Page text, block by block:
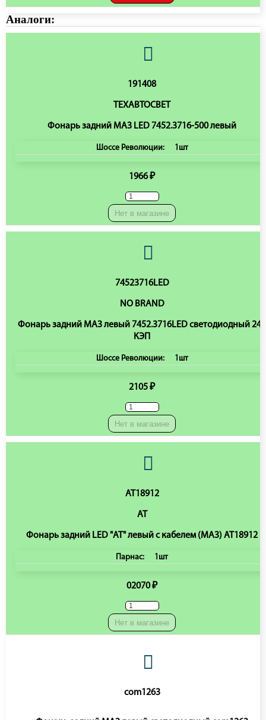
Аналоги:
191408
ТЕХАВТОСВЕТ
Фонарь задний МАЗ LED 7452.3716-500 левый
Шоссе Революции: 1шт
1966 ₽
Нет в магазине
74523716LED
NO BRAND
Фонарь задний МАЗ левый 7452.3716LED светодиодный 24В
КЭП
Шоссе Революции: 1шт
2105 ₽
Нет в магазине
AT18912
AT
Фонарь задний LED "АТ" левый с кабелем (МАЗ) AT18912
Парнас: 1шт
02070 ₽
Нет в магазине
com1263